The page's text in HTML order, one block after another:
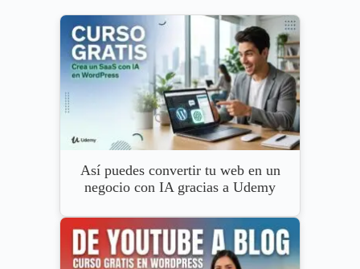
Así puedes convertir tu web en un
negocio con IA gracias a Udemy